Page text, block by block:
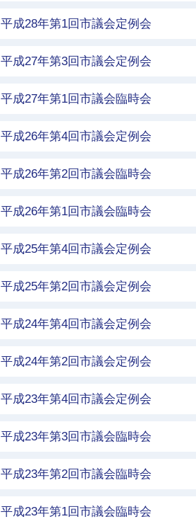
平成28年第1回市議会定例会
平成27年第3回市議会定例会
平成27年第1回市議会臨時会
平成26年第4回市議会定例会
平成26年第2回市議会臨時会
平成26年第1回市議会臨時会
平成25年第4回市議会定例会
平成25年第2回市議会定例会
平成24年第4回市議会定例会
平成24年第2回市議会定例会
平成23年第4回市議会定例会
平成23年第3回市議会臨時会
平成23年第2回市議会臨時会
平成23年第1回市議会臨時会